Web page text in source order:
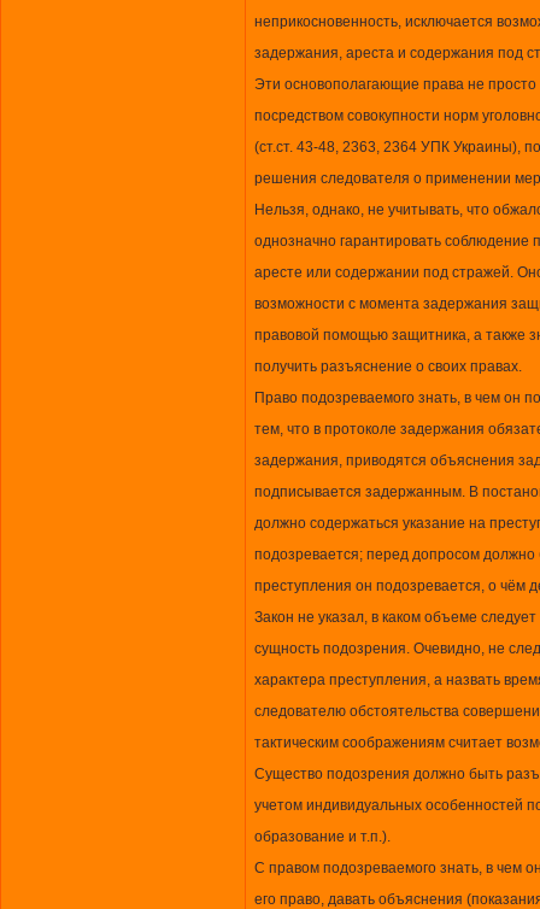
неприкосновенность, исключается
задержания, ареста и содержания под
Эти основополагающие права не
посредством совокупности норм
(ст.ст. 43-48, 2363, 2364 УПК Украины),
решения следователя о применении
Нельзя, однако, не учитывать, что
однозначно гарантировать соблюдение
аресте или содержании под стражей.
возможности с момента задержания
правовой помощью защитника, а также
получить разъяснение о своих правах.
Право подозреваемого знать, в чем он
тем, что в протоколе задержания
задержания, приводятся объяснения
подписывается задержанным. В
должно содержаться указание на
подозревается; перед допросом
преступления он подозревается, о чём
Закон не указал, в каком объеме
сущность подозрения. Очевидно, не
характера преступления, а назвать
следователю обстоятельства
тактическим соображениям считает
Существо подозрения должно быть
учетом индивидуальных особенностей
образование и т.п.).
С правом подозреваемого знать, в чем
его право, давать объяснения